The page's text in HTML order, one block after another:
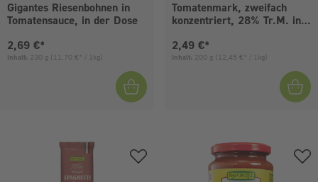
Gigantes Riesenbohnen in
Tomatensauce, in der Dose
Aktueller Preis:
2,69 €*
Inhalt: 230 g (11,70 €* / 1kg)
Tomatenmark, zweifach
konzentriert, 28% Tr.M. in
Aktueller Preis:
2,49 €*
Inhalt: 200 g (12,45 €* / 1kg)